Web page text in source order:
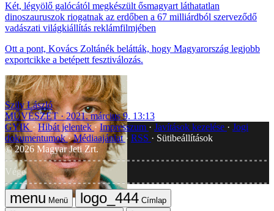
Két, légyölő galócától megkészült ősmagyart láthatatlan
dinoszauruszok riogatnak az erdőben a 67 milliárdból szerveződő
vadászati világkiállítás reklámfilmjében
Ott a pont, Kovács Zoltánék belátták, hogy Magyarország legjobb
exportcikke a betépett fesztiválozás.
Szily László
MŰVÉSZET
2021. március 9. 13:13
GYIK Hibát jelentek Impresszum Javítások kezelése
Jogi
dokumentumok Médiaajánlat RSS
Sütibeállítások
©2026Magyar Jeti Zrt.
Vége
Menü
Címlap